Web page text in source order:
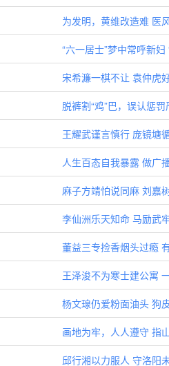
为发明，黄维改造难 医
“六一居士”梦中常呼新
宋希濂一棋不让 袁仲虎
脱裤割“鸡”巴，误认惩
王耀武谨言慎行 庞镜塘
人生百态自我暴露 做广
麻子方靖怕说同麻 刘嘉
李仙洲乐天知命 马励武
董益三专捡香烟头过瘾
王泽浚不为寒士建公寓
杨文瑔仍爱粉面油头 狗
画地为牢，人人遵守 指
邱行湘以力服人 守洛阳